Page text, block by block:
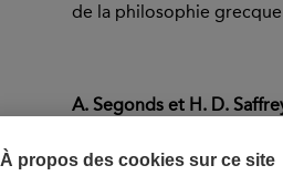
À propos des cookies sur ce site
de la philosophie
A. Segonds et H. D.
par Porphyre
Jamblique. Ces deux